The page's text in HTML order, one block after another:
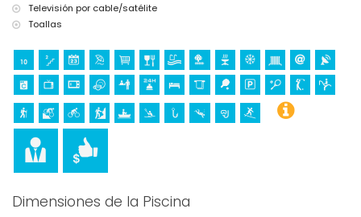
Tenis, golf (Club de Golf Jávea), equitación, senderismo, ciclismo de
montaña, ciclismo, escalada, piragüismo, kayak, pesca, buceo,
Televisión por cable/satélite
Toallas
Dimensiones de la Piscina